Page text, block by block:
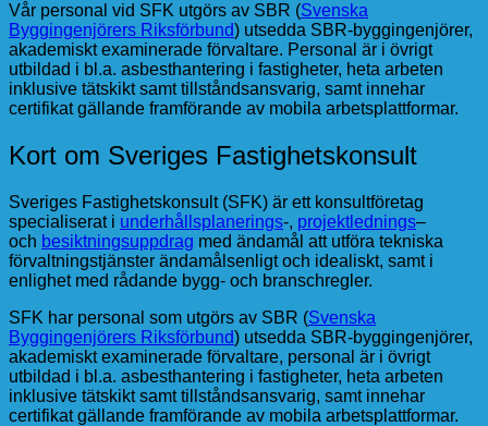
Vår personal vid SFK utgörs av SBR (Svenska
Byggingenjörers Riksförbund) utsedda SBR-byggingenjörer,
akademiskt examinerade förvaltare. Personal är i övrigt
utbildad i bl.a. asbesthantering i fastigheter, heta arbeten
inklusive tätskikt samt tillståndsansvarig, samt innehar
certifikat gällande framförande av mobila arbetsplattformar.
Kort om Sveriges Fastighetskonsult
Sveriges Fastighetskonsult (SFK) är ett konsultföretag
specialiserat i underhållsplanerings-, projektlednings–
och besiktningsuppdrag med ändamål att utföra tekniska
förvaltningstjänster ändamålsenligt och idealiskt, samt i
enlighet med rådande bygg- och branschregler.
SFK har personal som utgörs av SBR (Svenska
Byggingenjörers Riksförbund) utsedda SBR-byggingenjörer,
akademiskt examinerade förvaltare, personal är i övrigt
utbildad i bl.a. asbesthantering i fastigheter, heta arbeten
inklusive tätskikt samt tillståndsansvarig, samt innehar
certifikat gällande framförande av mobila arbetsplattformar.